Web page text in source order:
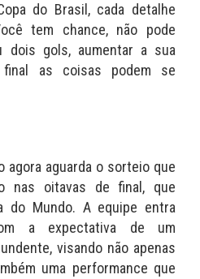
do Brasil, cada detalhe
tem chance, não pode
dois gols, aumentar a sua
final as coisas podem se
agora aguarda o sorteio que
nas oitavas de final, que
do Mundo. A equipe entra
a expectativa de um
visando não apenas
uma performance que